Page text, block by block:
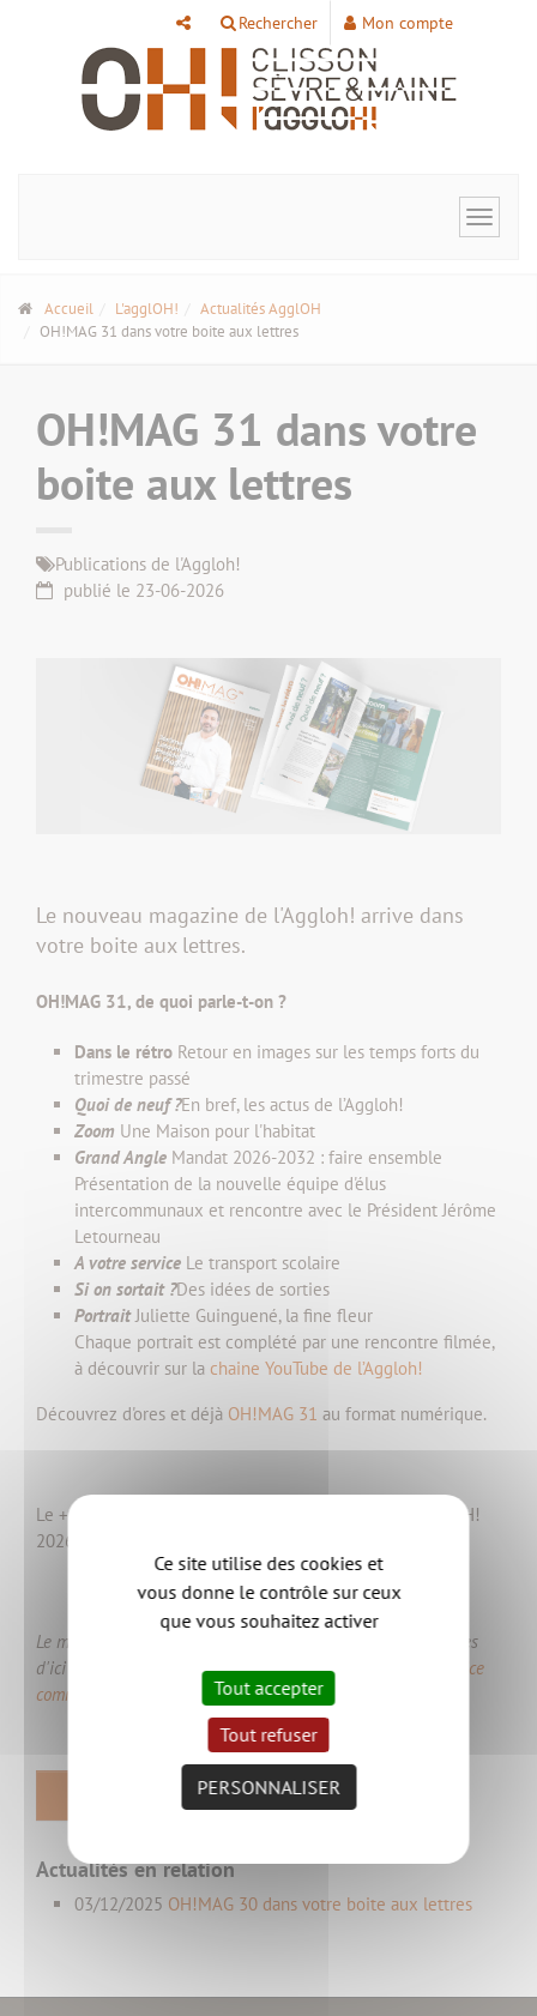
Rechercher Mon compte
Toggle
Accueil L'agglOH!
Actualités AgglOH
OH!MAG 31 dans votre boite aux lettres
OH!MAG 31 dans votre
boite aux lettres
Publications de l'Aggloh!
publié le 23-06-2026
Le nouveau magazine de l'Aggloh! arrive dans
votre boite aux lettres.
OH!MAG 31, de quoi parle-t-on ?
Dans le rétro Retour en images sur les temps forts du
trimestre passé
Quoi de neuf ?En bref, les actus de l’Aggloh!
Zoom Une Maison pour l'habitat
Grand Angle Mandat 2026-2032 : faire ensemble
Présentation de la nouvelle équipe d'élus
intercommunaux et rencontre avec le Président Jérôme
Letourneau
A votre service Le transport scolaire
Si on sortait ?Des idées de sorties
PortraitJuliette Guinguené, la fine fleur
Chaque portrait est complété par une rencontre filmée,
à découvrir sur la chaine YouTube de l’Aggloh!
Découvrez d'ores et déjà OH!MAG 31 au format numérique.
Le + : Glissé dans votre magazine, le supplément BRAVOH!
2026-2027 présentant la
Le magazine sera distribué dans toutes les boites aux lettres
d'ici le 3 juillet. Si vous ne le recevez pas,
contactez le service
communication.
Actualités en relation
03/12/2025 OH!MAG 30 dans votre boite aux lettres
Panneau de gestion des cookies
Ce site utilise des cookies et
vous donne le contrôle sur ceux
que vous souhaitez activer
Tout accepter
Tout refuser
PERSONNALISER